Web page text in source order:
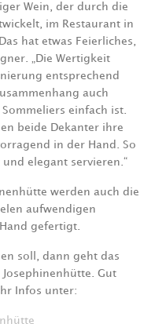
Wein, der durch die
im Restaurant in
hat etwas Feierliches,
„Die Wertigkeit
entsprechend
auch
einfach ist.
beide Dekanter ihre
in der Hand. So
elegant servieren.“
werden auch die
aufwendigen
gefertigt.
soll, dann geht das
Josephinenhütte. Gut
Infos unter: